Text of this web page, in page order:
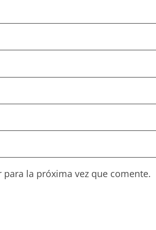
la próxima vez que comente.